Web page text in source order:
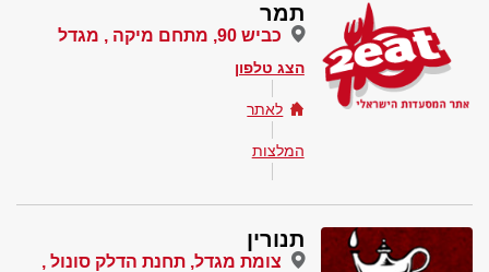
תמר
כביש 90, מתחם מיקה , מגדל
הצג טלפון
לאתר
המלצות
תנורין
צומת מגדל, תחנת הדלק סונול ,